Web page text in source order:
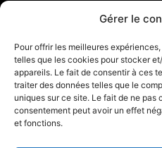
Gérer le
Pour offrir les meilleures
telles que les cookies pour stocker
appareils. Le fait de consentir à ces
traiter des données telles que le
uniques sur ce site. Le fait de ne pas
consentement peut avoir un effet
et fonctions.
02 40
MARQUE
Notre Histoire
Nos Engagements
Nos Distributeurs